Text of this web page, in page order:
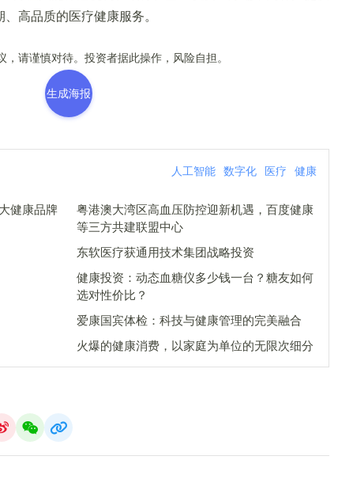
高品质的医疗健康服务。
请谨慎对待。投资者据此操作，风险自担。
生成海报
人工智能 数字化 医疗 健康
健康品牌
粤港澳大湾区高血压防控迎新机遇，百度健康
等三方共建联盟中心
东软医疗获通用技术集团战略投资
健康投资：动态血糖仪多少钱一台？糖友如何
选对性价比？
爱康国宾体检：科技与健康管理的完美融合
火爆的健康消费，以家庭为单位的无限次细分